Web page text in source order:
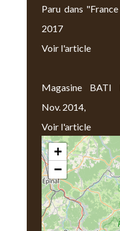
Paru dans
2017
Voir l'article
Magasine BATI
Nov. 2014,
Voir l'article
Nous Trouver
+
−